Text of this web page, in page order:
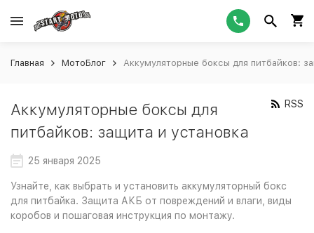
Главная МотоБлог Аккумуляторные боксы для питбайков:
Аккумуляторные боксы для
питбайков: защита и установка
RSS
25 января 2025
Узнайте, как выбрать и установить аккумуляторный бокс
для питбайка. Защита АКБ от повреждений и влаги, виды
коробов и пошаговая инструкция по монтажу.